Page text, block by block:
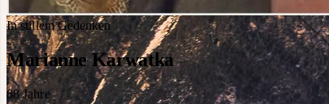
In stillem Gedenken
Marianne Karwatka
88Jahre